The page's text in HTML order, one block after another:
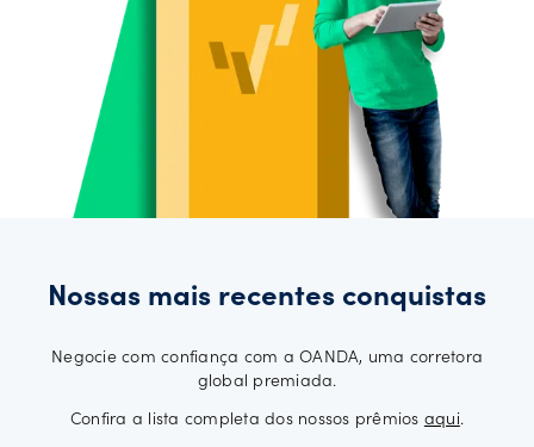
Nossas mais recentes conquistas
Negocie com confiança com a OANDA, uma corretora
global premiada.
Confira a lista completa dos nossos prêmios aqui.